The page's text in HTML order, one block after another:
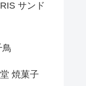
サンド
焼菓子